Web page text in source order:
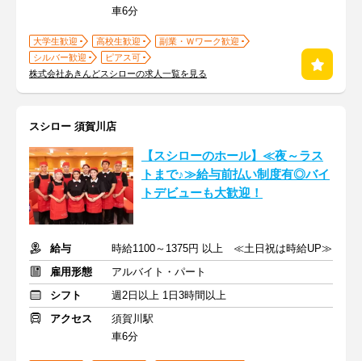
車6分
大学生歓迎 高校生歓迎
副業・Ｗワーク歓迎
シルバー歓迎
ピアス可
株式会社あきんどスシローの求人一覧を見る
スシロー 須賀川店
【スシローのホール】≪夜～ラス
トまで♪≫給与前払い制度有◎バイ
トデビューも大歓迎！
給与
時給1100～1375円 以上 ≪土日祝は時給UP≫
雇用形態
アルバイト・パート
シフト
週2日以上 1日3時間以上
アクセス
須賀川駅
車6分